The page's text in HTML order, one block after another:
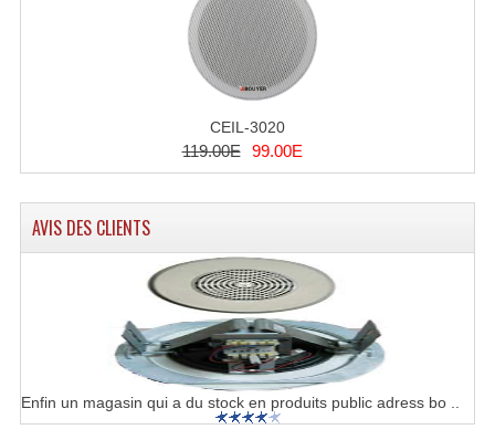
Projecteurs Théâtre Led
Projecteurs Traditionnels
Projecteurs Cycliodes
Projecteurs Découpes
Projecteurs Par : 16 À 64 Et Autres
Projecteurs Poursuite
Projecteurs Théatre: Plan Convexe Fresnel
Rampe De Spots
Scanners
CEIL-3020
119.00E 99.00E
AVIS DES CLIENTS
Enfin un magasin qui a du stock en produits public adress bo ..